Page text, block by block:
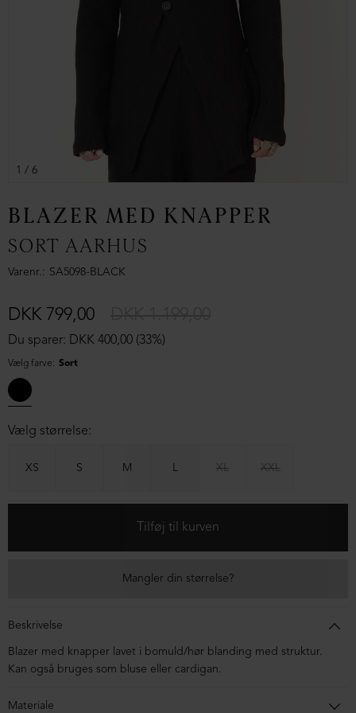
1 / 6
BLAZER MED KNAPPER
SORT AARHUS
Varenr. SA5098-BLACK
Du sparer: DKK 400,00 (33%)
DKK 799,00
Vælg farve: Sort
Vælg størrelse:
XS S M L XL XXL
Mangler din størrelse?
Beskrivelse
Blazer med knapper lavet i bomuld/hør blanding med struktur.
Kan også bruges som bluse eller cardigan.
Materiale